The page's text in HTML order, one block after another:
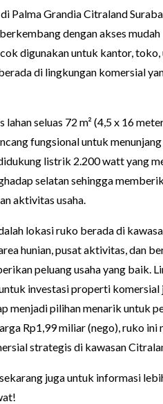
Palma Grandia Citraland
dengan akses
digunakan untuk kantor, toko,
di lingkungan komersial
seluas 72 m² (4,5 x 16
fungsional untuk
listrik 2.200 watt yang
selatan sehingga
aktivitas usaha.
lokasi ruko berada di
hunian, pusat aktivitas, dan
peluang usaha yang baik.
investasi properti
menjadi pilihan menarik untuk
Rp1,99 miliar (nego), ruko
strategis di kawasan
juga untuk informasi